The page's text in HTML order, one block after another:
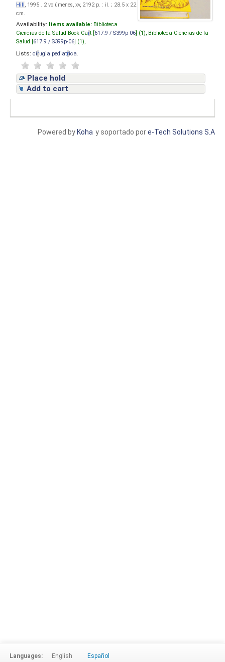
Hill, 1995 . 2 volúmenes, xv, 2192 p. : il. ; 28.5 x 22
cm.
Availability: Items available: Biblioteca
Ciencias de la Salud Book Cart [ 617.9 / S399p-06 ] (1), Biblioteca Ciencias de la
Salud [ 617.9 / S399p-06 ] (1),
Lists: cirugia pediatrica
Place hold
Add to cart
y soportado pore-Tech Solutions S.A
Powered by Koha
Languages: English Español